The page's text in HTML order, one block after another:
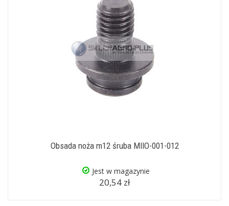
Obsada noża m12 śruba MIIO-001-012
Jest w magazynie
20,54 zł